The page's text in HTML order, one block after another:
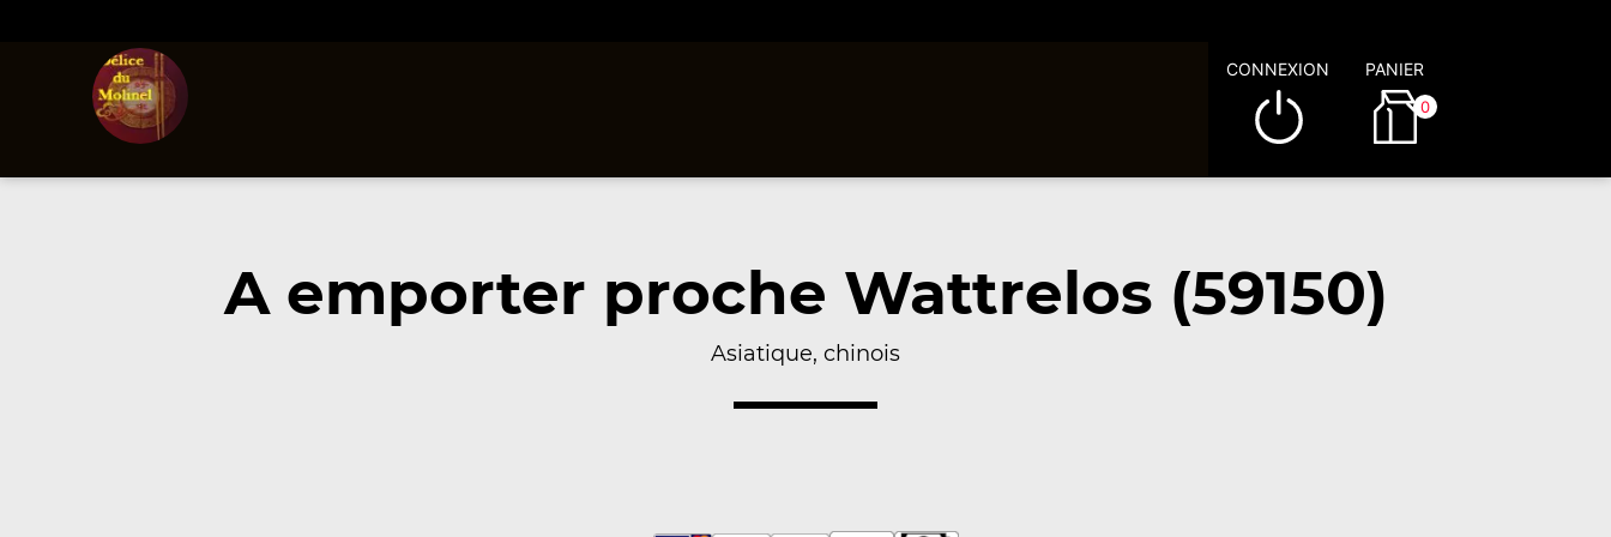
CONNEXION PANIER
0
A emporter proche Wattrelos (59150)
Asiatique, chinois